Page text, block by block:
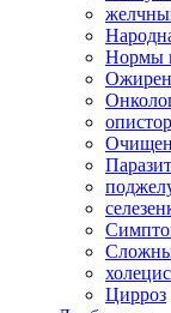
Нормы
Цирроз